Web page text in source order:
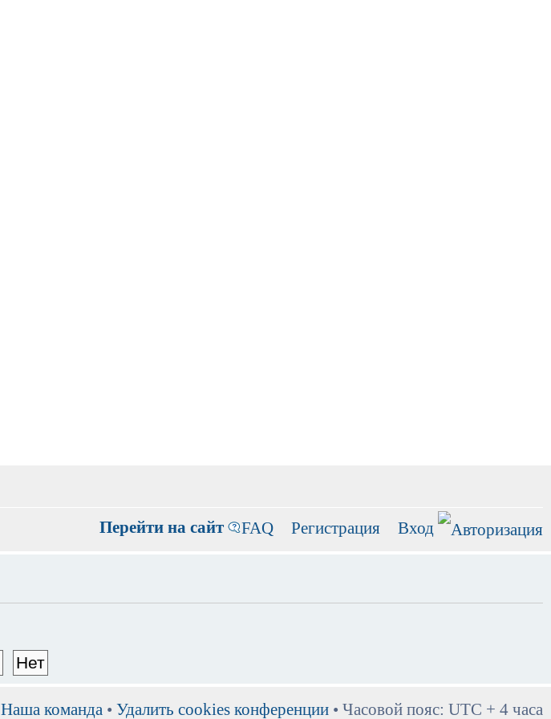
Перейти на сайт FAQ Регистрация Вход
Наша команда • Удалить cookies конференции • Часовой пояс: UTC + 4 часа